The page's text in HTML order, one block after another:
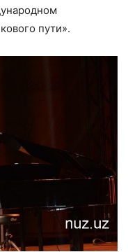
пути».